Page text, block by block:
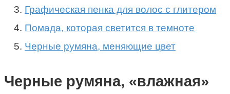
Графическая пенка для волос с глитером
Помада, которая светится в темноте
Черные румяна, меняющие цвет
Черные румяна, «влажная»